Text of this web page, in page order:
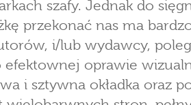
szafy. Jednak do
przekonać nas ma
i/lub wydawcy,
efektownej oprawie
i sztywna okładka oraz